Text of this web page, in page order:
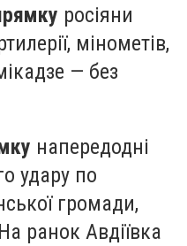
росіяни
мінометів,
— без
напередодні
удару по
громади,
ранок Авдіївка